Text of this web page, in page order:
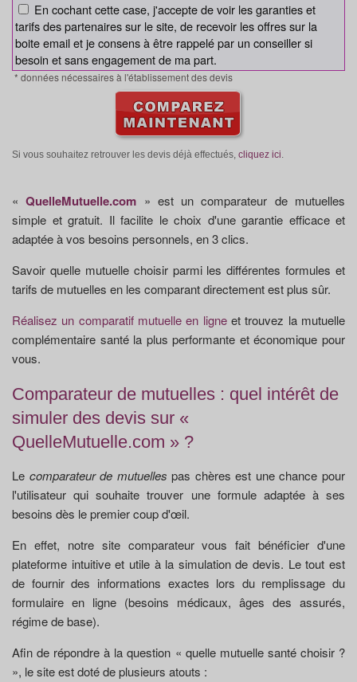
En cochant cette case, j'accepte de voir les garanties et
tarifs des partenaires sur le site, de recevoir les offres sur la
boite email et je consens à être rappelé par un conseiller si
besoin et sans engagement de ma part.
* données nécessaires à l'établissement des devis
Si vous souhaitez retrouver les devis déjà effectués, cliquez ici.
«QuelleMutuelle.com » est un comparateur de mutuelles
simple et gratuit. Il facilite le choix d'une garantie efficace et
adaptée à vos besoins personnels, en 3 clics.
Savoir quelle mutuelle choisir parmi les différentes formules et
tarifs de mutuelles en les comparant directement est plus sûr.
Réalisez un comparatif mutuelle en ligneet trouvez la mutuelle
complémentaire santé la plus performante et économique pour
vous.
Comparateur de mutuelles : quel intérêt de
simuler des devis sur «
QuelleMutuelle.com » ?
Le comparateur de mutuelles pas chères est une chance pour
l'utilisateur qui souhaite trouver une formule adaptée à ses
besoins dès le premier coup d'œil.
En effet, notre site comparateur vous fait bénéficier d'une
plateforme intuitive et utile à la simulation de devis. Le tout est
de fournir des informations exactes lors du remplissage du
formulaire en ligne (besoins médicaux, âges des assurés,
régime de base).
Afin de répondre à la question « quelle mutuelle santé choisir ?
», le site est doté de plusieurs atouts :